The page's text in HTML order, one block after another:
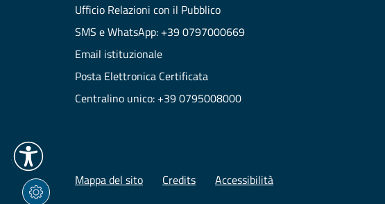
Ufficio Relazioni con il Pubblico
SMS e WhatsApp: +39 0797000669
Email istituzionale
Posta Elettronica Certificata
Centralino unico: +39 0795008000
Mappa del sito Credits Accessibilità